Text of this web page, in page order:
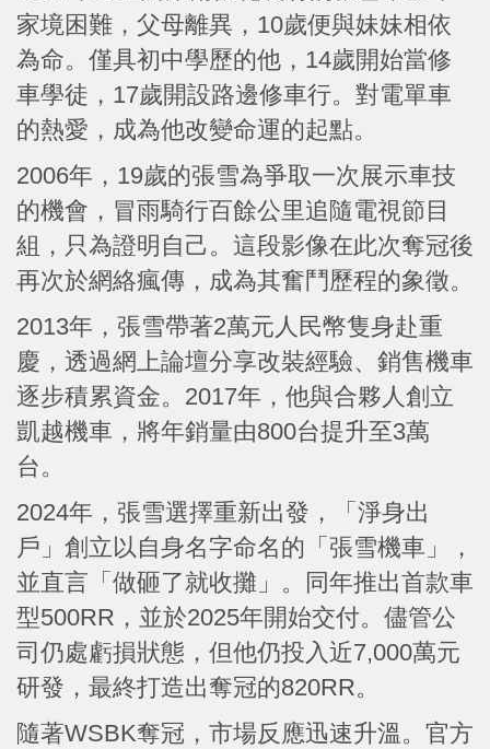
家境困難，父母離異，10歲便與妹妹相依
為命。僅具初中學歷的他，14歲開始當修
車學徒，17歲開設路邊修車行。對電單車
的熱愛，成為他改變命運的起點。
2006年，19歲的張雪為爭取一次展示車技
的機會，冒雨騎行百餘公里追隨電視節目
組，只為證明自己。這段影像在此次奪冠後
再次於網絡瘋傳，成為其奮鬥歷程的象徵。
2013年，張雪帶著2萬元人民幣隻身赴重
慶，透過網上論壇分享改裝經驗、銷售機車
逐步積累資金。2017年，他與合夥人創立
凱越機車，將年銷量由800台提升至3萬
台。
2024年，張雪選擇重新出發，「淨身出
戶」創立以自身名字命名的「張雪機車」，
並直言「做砸了就收攤」。同年推出首款車
型500RR，並於2025年開始交付。儘管公
司仍處虧損狀態，但他仍投入近7,000萬元
研發，最終打造出奪冠的820RR。
隨著WSBK奪冠，市場反應迅速升溫。官方